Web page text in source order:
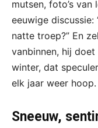
mutsen, foto’s
eeuwige
natte troep?” En
vanbinnen, hij
winter, dat
elk jaar weer hoop.
Sneeuw,